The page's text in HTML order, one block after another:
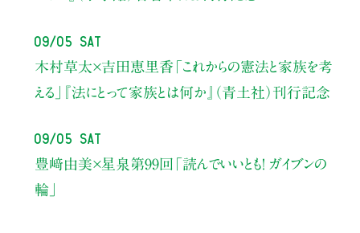
09/05 Sat
木村草太×吉田恵里香 「これからの憲法と家族を考
える」
『法にとって家族とは何か』（青土社）刊行記念
09/05 Sat
豊﨑由美×星泉 第99回「読んでいいとも！ ガイブンの
輪」